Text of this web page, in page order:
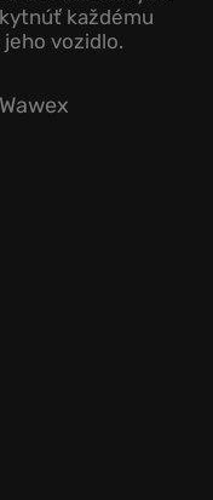
každému
vozidlo.